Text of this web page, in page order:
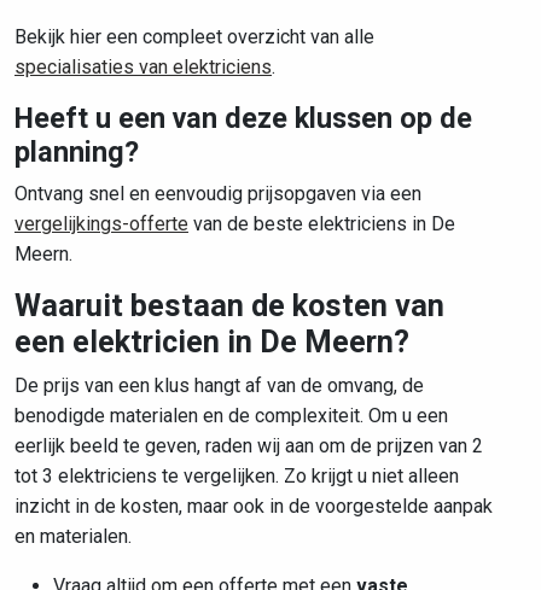
Bekijk hier een compleet overzicht van alle
specialisaties van elektriciens.
Heeft u een van deze klussen op de
planning?
Ontvang snel en eenvoudig prijsopgaven via een
vergelijkings-offerte van de beste elektriciens in De
Meern.
Waaruit bestaan de kosten van
een elektricien in De Meern?
De prijs van een klus hangt af van de omvang, de
benodigde materialen en de complexiteit. Om u een
eerlijk beeld te geven, raden wij aan om de prijzen van 2
tot 3 elektriciens te vergelijken. Zo krijgt u niet alleen
inzicht in de kosten, maar ook in de voorgestelde aanpak
en materialen.